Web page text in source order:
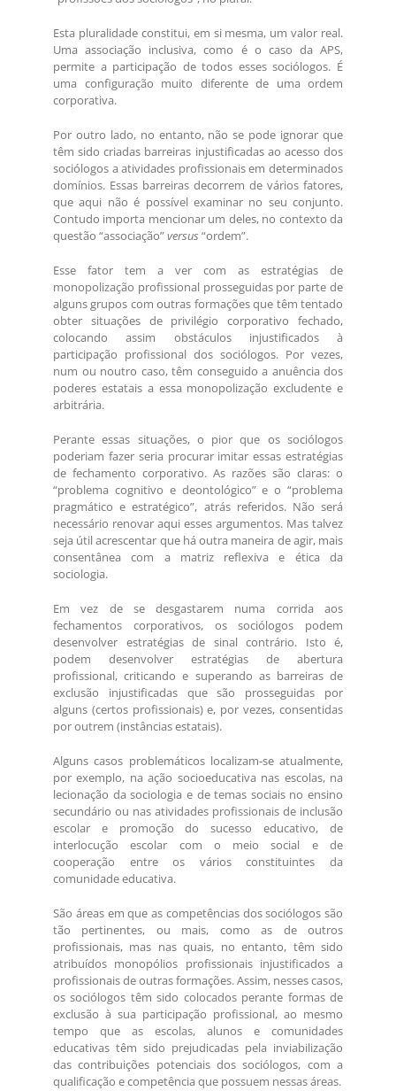
Esta pluralidade constitui, em si mesma, um valor real.
Uma associação inclusiva, como é o caso da APS,
permite a participação de todos esses sociólogos. É
uma configuração muito diferente de uma ordem
corporativa.
Por outro lado, no entanto, não se pode ignorar que
têm sido criadas barreiras injustificadas ao acesso dos
sociólogos a atividades profissionais em determinados
domínios. Essas barreiras decorrem de vários fatores,
que aqui não é possível examinar no seu conjunto.
Contudo importa mencionar um deles, no contexto da
questão “associação”versus “ordem”.
Esse fator tem a ver com as estratégias de
monopolização profissional prosseguidas por parte de
alguns grupos com outras formações que têm tentado
obter situações de privilégio corporativo fechado,
colocando assim obstáculos injustificados à
participação profissional dos sociólogos. Por vezes,
num ou noutro caso, têm conseguido a anuência dos
poderes estatais a essa monopolização excludente e
arbitrária.
Perante essas situações, o pior que os sociólogos
poderiam fazer seria procurar imitar essas estratégias
de fechamento corporativo. As razões são claras: o
“problema cognitivo e deontológico” e o “problema
pragmático e estratégico”, atrás referidos. Não será
necessário renovar aqui esses argumentos. Mas talvez
seja útil acrescentar que há outra maneira de agir, mais
consentânea com a matriz reflexiva e ética da
sociologia.
Em vez de se desgastarem numa corrida aos
fechamentos corporativos, os sociólogos podem
desenvolver estratégias de sinal contrário. Isto é,
podem desenvolver estratégias de abertura
profissional, criticando e superando as barreiras de
exclusão injustificadas que são prosseguidas por
alguns (certos profissionais) e, por vezes, consentidas
por outrem (instâncias estatais).
Alguns casos problemáticos localizam-se atualmente,
por exemplo, na ação socioeducativa nas escolas, na
lecionação da sociologia e de temas sociais no ensino
secundário ou nas atividades profissionais de inclusão
escolar e promoção do sucesso educativo, de
interlocução escolar com o meio social e de
cooperação entre os vários constituintes da
comunidade educativa.
São áreas em que as competências dos sociólogos são
tão pertinentes, ou mais, como as de outros
profissionais, mas nas quais, no entanto, têm sido
atribuídos monopólios profissionais injustificados a
profissionais de outras formações. Assim, nesses casos,
os sociólogos têm sido colocados perante formas de
exclusão à sua participação profissional, ao mesmo
tempo que as escolas, alunos e comunidades
educativas têm sido prejudicadas pela inviabilização
das contribuições potenciais dos sociólogos, com a
qualificação e competência que possuem nessas áreas.